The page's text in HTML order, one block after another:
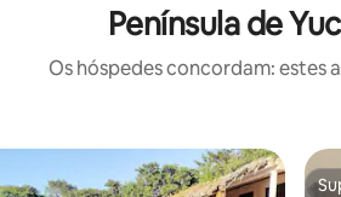
Península de
Os hóspedes concordam: estes